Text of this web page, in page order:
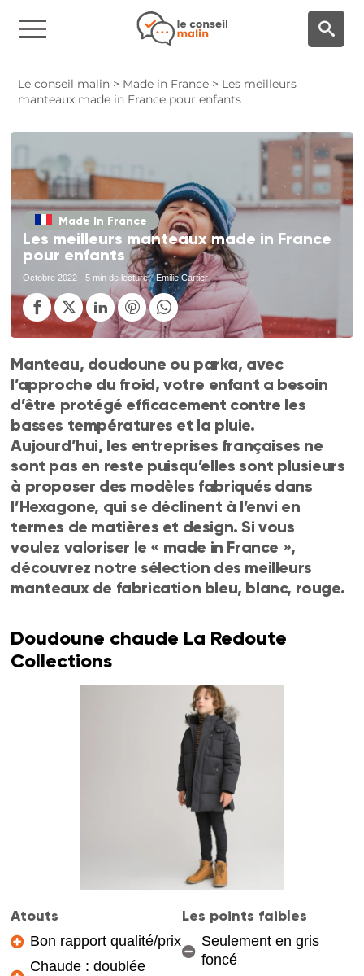
Le conseil malin > Made in France > Les meilleurs
manteaux made in France pour enfants
Made In France
Les meilleurs manteaux made in France
pour enfants
Octobre 2022 - 5 min de lecture - Emilie Cartier
Manteau, doudoune ou parka, avec
l’approche du froid, votre enfant a besoin
d’être protégé efficacement contre les
basses températures et la pluie.
Aujourd’hui, les entreprises françaises ne
sont pas en reste puisqu’elles sont plusieurs
à proposer des modèles fabriqués dans
l’Hexagone, qui se déclinent à l’envi en
termes de matières et design. Si vous
voulez valoriser le « made in France »,
découvrez notre sélection des meilleurs
manteaux de fabrication bleu, blanc, rouge.
Doudoune chaude La Redoute
Collections
Atouts
Bon rapport qualité/prix
Chaude : doublée
Les points faibles
Seulement en gris
foncé